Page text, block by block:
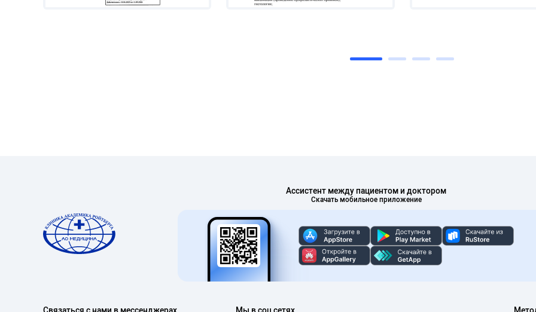
Ассистент между пациентом и доктором
Скачать мобильное приложение